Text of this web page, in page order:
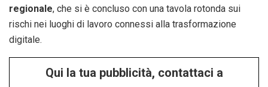
regionale, che si è concluso con una tavola rotonda sui
rischi nei luoghi di lavoro connessi alla trasformazione
digitale.
Qui la tua pubblicità, contattaci a